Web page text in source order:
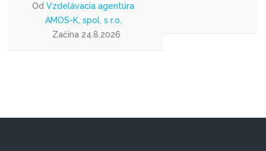
Od Vzdelávacia agentúra
AMOS-K, spol. s r.o.
Začína 24.8.2026